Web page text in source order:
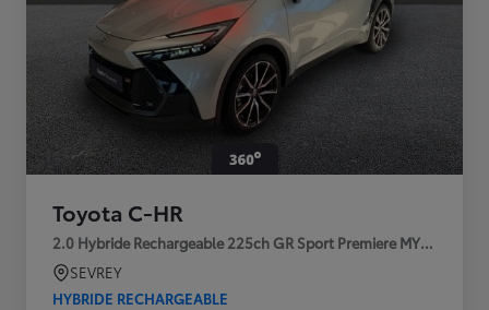
Toyota C-HR
2.0 Hybride Rechargeable 225ch GR Sport Premiere MY25
SEVREY
HYBRIDE RECHARGEABLE